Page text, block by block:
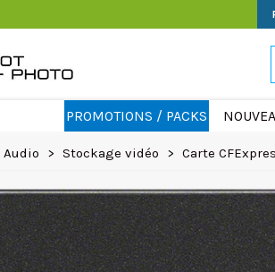
PROMOTIONS / PACKS
Audio > Stockage vidéo > Carte